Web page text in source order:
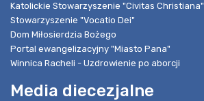
Katolickie Stowarzyszenie "Civitas Christiana"
Stowarzyszenie "Vocatio Dei"
Dom Miłosierdzia Bożego
Portal ewangelizacyjny "Miasto Pana"
Winnica Racheli - Uzdrowienie po aborcji
Media diecezjalne